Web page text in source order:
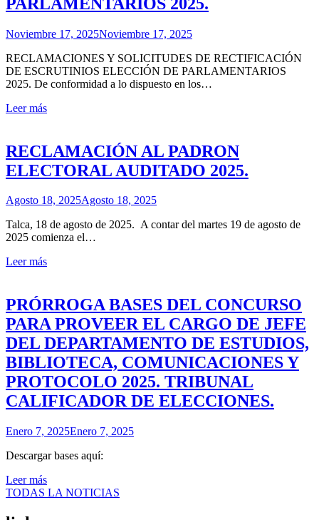
Noviembre 17, 2025Noviembre 17, 2025
RECLAMACIONES Y SOLICITUDES DE RECTIFICACIÓN
DE ESCRUTINIOS ELECCIÓN DE PARLAMENTARIOS
2025. De conformidad a lo dispuesto en los…
Leer más
RECLAMACIÓN AL PADRON
ELECTORAL AUDITADO 2025.
Agosto 18, 2025Agosto 18, 2025
Talca, 18 de agosto de 2025. A contar del martes 19 de agosto de
2025 comienza el…
Leer más
PRÓRROGA BASES DEL CONCURSO
PARA PROVEER EL CARGO DE JEFE
DEL DEPARTAMENTO DE ESTUDIOS,
BIBLIOTECA, COMUNICACIONES Y
PROTOCOLO 2025. TRIBUNAL
CALIFICADOR DE ELECCIONES.
Enero 7, 2025Enero 7, 2025
Descargar bases aquí:
Leer más
TODAS LA NOTICIAS